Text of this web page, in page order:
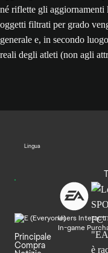
né riflette gli
oggetti filtrati per grado
generale e, in secondo
reali degli atleti (non agli
Lingua
Users Interact
In-game
Principale
Compra